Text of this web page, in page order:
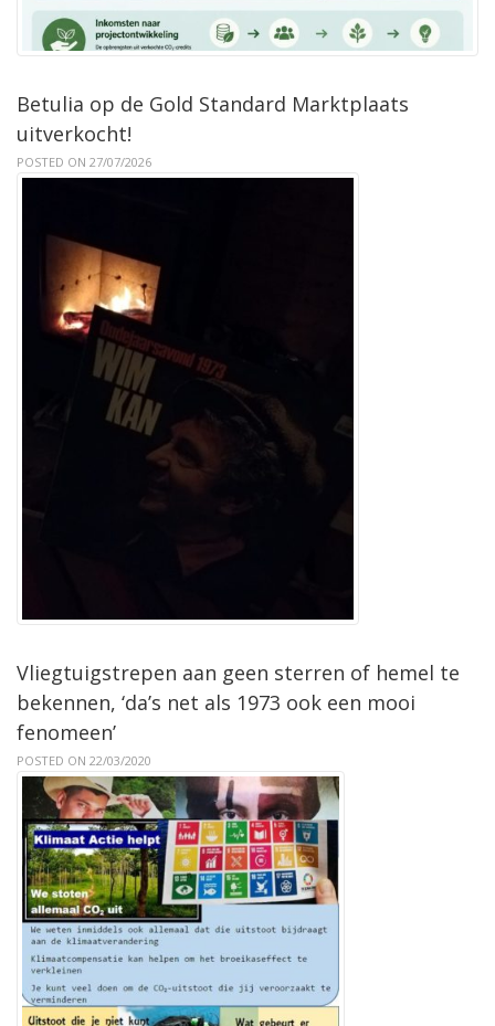
Betulia op de Gold Standard Marktplaats
uitverkocht!
POSTED ON 27/07/2026
Vliegtuigstrepen aan geen sterren of hemel te
bekennen, ‘da’s net als 1973 ook een mooi
fenomeen’
POSTED ON 22/03/2020